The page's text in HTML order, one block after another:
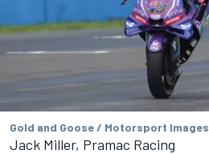
Gold and Goose / Motorsport Images
Jack Miller, Pramac Racing